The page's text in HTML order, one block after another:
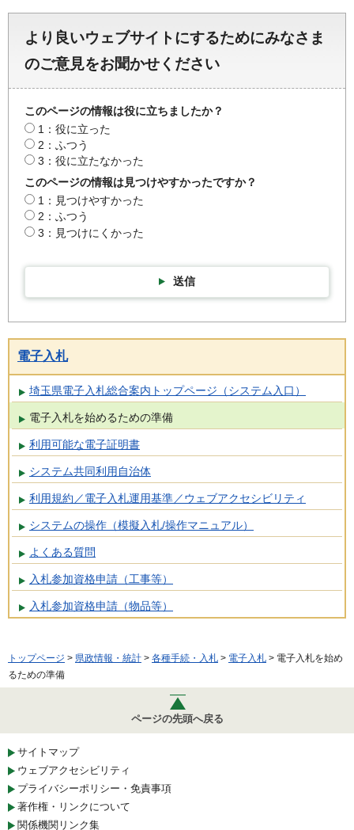
より良いウェブサイトにするためにみなさま
のご意見をお聞かせください
このページの情報は役に立ちましたか？
1：役に立った
2：ふつう
3：役に立たなかった
このページの情報は見つけやすかったですか？
1：見つけやすかった
2：ふつう
3：見つけにくかった
送信
電子入札
埼玉県電子入札総合案内トップページ（システム入口）
電子入札を始めるための準備
利用可能な電子証明書
システム共同利用自治体
利用規約／電子入札運用基準／ウェブアクセシビリティ
システムの操作（模擬入札/操作マニュアル）
よくある質問
入札参加資格申請（工事等）
入札参加資格申請（物品等）
トップページ > 県政情報・統計 > 各種手続・入札 > 電子入札 > 電子入札を始め
るための準備
ページの先頭へ戻る
サイトマップ
ウェブアクセシビリティ
プライバシーポリシー・免責事項
著作権・リンクについて
関係機関リンク集